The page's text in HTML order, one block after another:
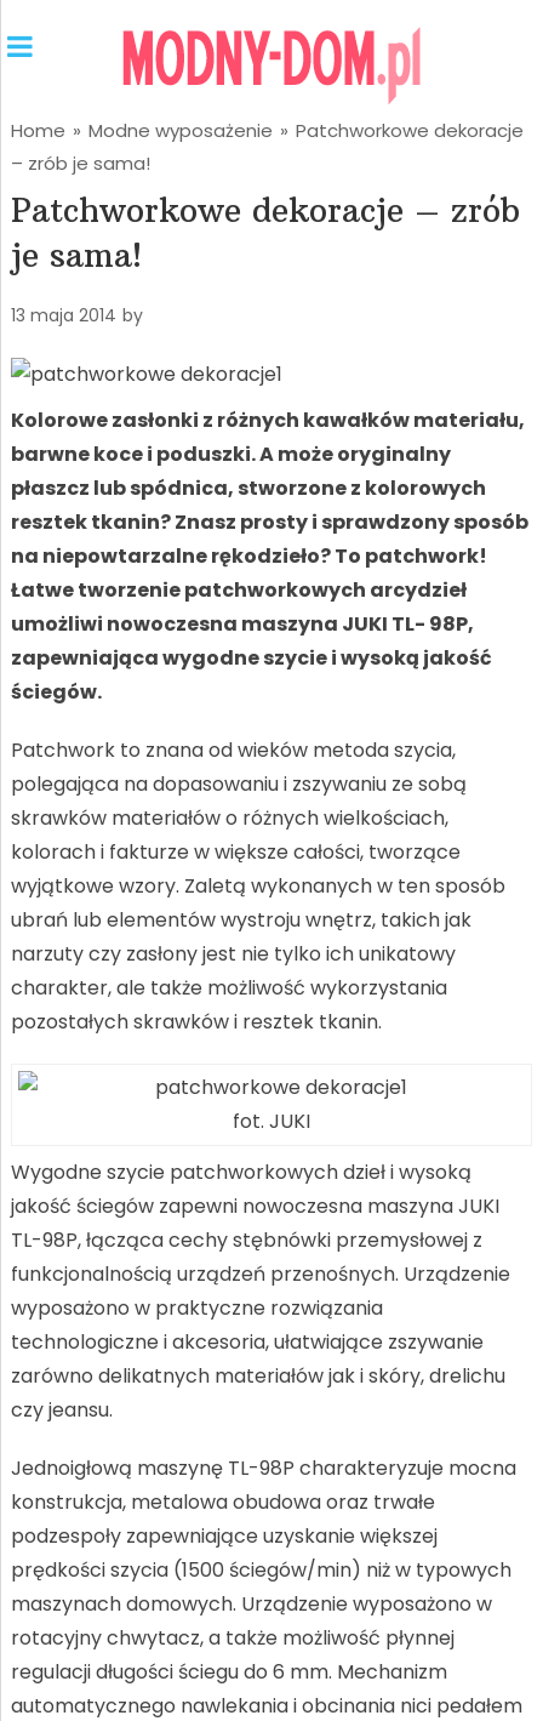
Home » Modne wyposażenie » Patchworkowe dekoracje
– zrób je sama!
Patchworkowe dekoracje – zrób
je sama!
13 maja 2014 by
Kolorowe zasłonki z różnych kawałków materiału,
barwne koce i poduszki. A może oryginalny
płaszcz lub spódnica, stworzone z kolorowych
resztek tkanin? Znasz prosty i sprawdzony sposób
na niepowtarzalne rękodzieło? To patchwork!
Łatwe tworzenie patchworkowych arcydzieł
umożliwi nowoczesna maszyna JUKI TL- 98P,
zapewniająca wygodne szycie i wysoką jakość
ściegów.
Patchwork to znana od wieków metoda szycia,
polegająca na dopasowaniu i zszywaniu ze sobą
skrawków materiałów o różnych wielkościach,
kolorach i fakturze w większe całości, tworzące
wyjątkowe wzory. Zaletą wykonanych w ten sposób
ubrań lub elementów wystroju wnętrz, takich jak
narzuty czy zasłony jest nie tylko ich unikatowy
charakter, ale także możliwość wykorzystania
pozostałych skrawków i resztek tkanin.
fot. JUKI
Wygodne szycie patchworkowych dzieł i wysoką
jakość ściegów zapewni nowoczesna maszyna JUKI
TL-98P, łącząca cechy stębnówki przemysłowej z
funkcjonalnością urządzeń przenośnych. Urządzenie
wyposażono w praktyczne rozwiązania
technologiczne i akcesoria, ułatwiające zszywanie
zarówno delikatnych materiałów jak i skóry, drelichu
czy jeansu.
Jednoigłową maszynę TL-98P charakteryzuje mocna
konstrukcja, metalowa obudowa oraz trwałe
podzespoły zapewniające uzyskanie większej
prędkości szycia (1500 ściegów/min) niż w typowych
maszynach domowych. Urządzenie wyposażono w
rotacyjny chwytacz, a także możliwość płynnej
regulacji długości ściegu do 6 mm. Mechanizm
automatycznego nawlekania i obcinania nici pedałem